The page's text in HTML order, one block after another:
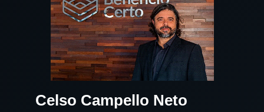
Celso Campello Neto